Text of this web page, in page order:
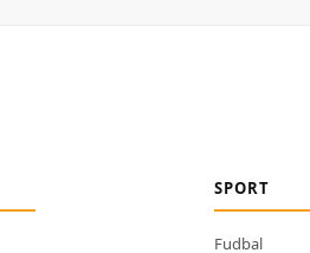
SPORT
Fudbal